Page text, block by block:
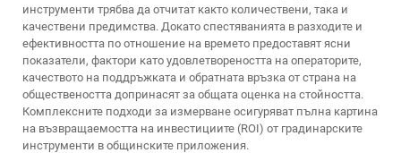
инструменти трябва да отчитат както количествени, така и
качествени предимства. Докато спестяванията в разходите и
ефективността по отношение на времето предоставят ясни
показатели, фактори като удовлетвореността на операторите,
качеството на поддръжката и обратната връзка от страна на
обществеността допринасят за общата оценка на стойността.
Комплексните подходи за измерване осигуряват пълна картина
на възвращаемостта на инвестициите (ROI) от градинарските
инструменти в общинските приложения.